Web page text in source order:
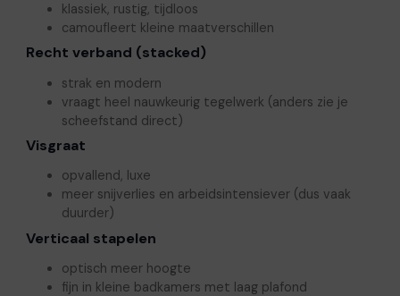
klassiek, rustig, tijdloos
camoufleert kleine maatverschillen
Recht verband (stacked)
strak en modern
vraagt heel nauwkeurig tegelwerk (anders zie je
scheefstand direct)
Visgraat
opvallend, luxe
meer snijverlies en arbeidsintensiever (dus vaak
duurder)
Verticaal stapelen
optisch meer hoogte
fijn in kleine badkamers met laag plafond